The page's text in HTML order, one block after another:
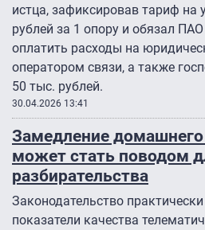
истца, зафиксировав тариф на
рублей за 1 опору и обязал
оплатить расходы на
оператором связи, а также
50 тыс. рублей.
30.04.2026 13:41
Замедление домашнего
может стать поводом
разбирательства
Законодательство практически
показатели качества